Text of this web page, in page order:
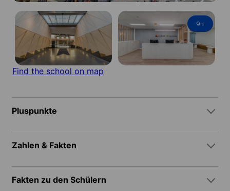
9+
Find the school on map
Pluspunkte
Zahlen & Fakten
Fakten zu den Schülern